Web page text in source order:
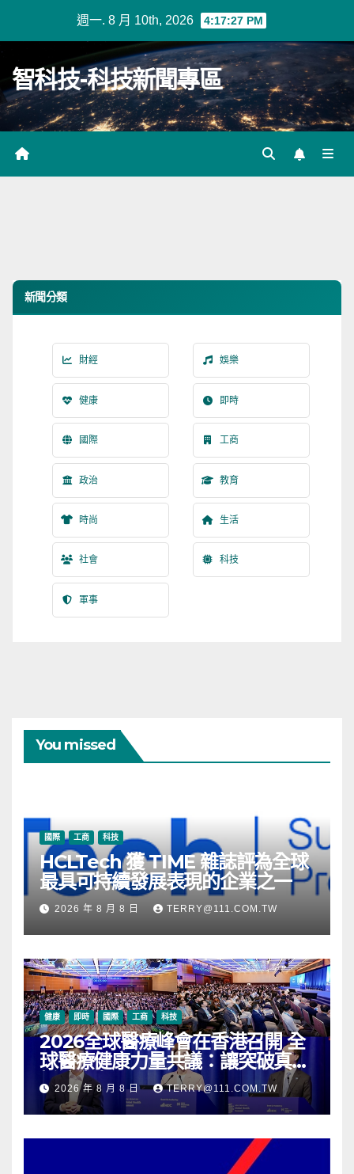
週一. 8 月 10th, 2026 4:17:27 PM
智科技-科技新聞專區
新聞分類
財經 娛樂
健康 即時
國際 工商
政治 教育
時尚 生活
社會 科技
軍事
You missed
國際 工商 科技
HCLTech 獲 TIME 雜誌評為全球
最具可持續發展表現的企業之一
2026 年 8 月 8 日 TERRY@111.COM.TW
健康 即時 國際 工商 科技
2026全球醫療峰會在香港召開 全
球醫療健康力量共議：讓突破真正
抵達患者
2026 年 8 月 8 日 TERRY@111.COM.TW